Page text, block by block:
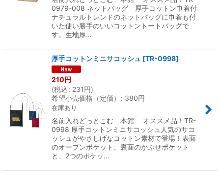
0979-008 ネットバッグ 厚手コットン巾着付
ナチュラルトレンドのネットバッグに巾着も付
いた使い勝手のいいコットントートバッグで
す。生地厚…
厚手コットンミニサコッシュ [TR-0998]
210円
(税込: 231円)
希望小売価格（定価）
: 380円
在庫あり
名前入れどっとこむ 本館 オススメ品！TR-
0998 厚手コットンミニサコッシュ人気のサコ
ッシュがやさしげなコットン素材で登場！表面
のオープンポケット、裏面のかぶせポケット
と、2つのポケッ…